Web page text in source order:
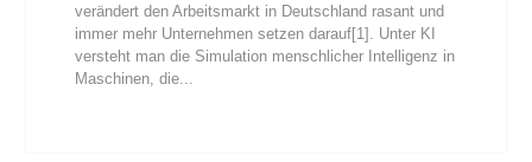
verändert den Arbeitsmarkt in Deutschland rasant und
immer mehr Unternehmen setzen darauf[1]. Unter KI
versteht man die Simulation menschlicher Intelligenz in
Maschinen, die...